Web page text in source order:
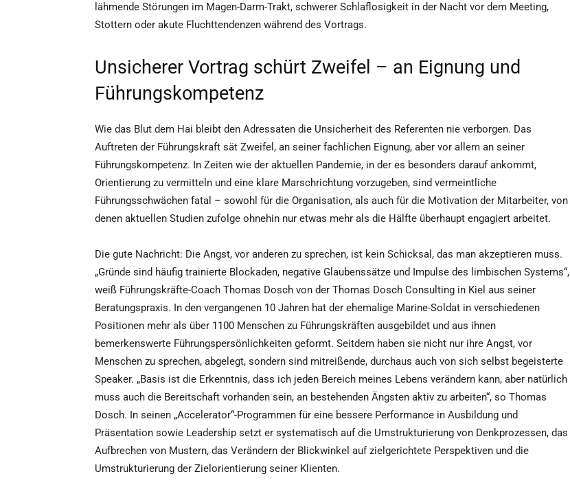
lähmende Störungen im Magen-Darm-Trakt, schwerer Schlaflosigkeit in der Nacht vor dem Meeting,
Stottern oder akute Fluchttendenzen während des Vortrags.
Unsicherer Vortrag schürt Zweifel – an Eignung und
Führungskompetenz
Wie das Blut dem Hai bleibt den Adressaten die Unsicherheit des Referenten nie verborgen. Das
Auftreten der Führungskraft sät Zweifel, an seiner fachlichen Eignung, aber vor allem an seiner
Führungskompetenz. In Zeiten wie der aktuellen Pandemie, in der es besonders darauf ankommt,
Orientierung zu vermitteln und eine klare Marschrichtung vorzugeben, sind vermeintliche
Führungsschwächen fatal – sowohl für die Organisation, als auch für die Motivation der Mitarbeiter, von
denen aktuellen Studien zufolge ohnehin nur etwas mehr als die Hälfte überhaupt engagiert arbeitet.
Die gute Nachricht: Die Angst, vor anderen zu sprechen, ist kein Schicksal, das man akzeptieren muss.
„Gründe sind häufig trainierte Blockaden, negative Glaubenssätze und Impulse des limbischen Systems“,
weiß Führungskräfte-Coach Thomas Dosch von der Thomas Dosch Consulting in Kiel aus seiner
Beratungspraxis. In den vergangenen 10 Jahren hat der ehemalige Marine-Soldat in verschiedenen
Positionen mehr als über 1100 Menschen zu Führungskräften ausgebildet und aus ihnen
bemerkenswerte Führungspersönlichkeiten geformt. Seitdem haben sie nicht nur ihre Angst, vor
Menschen zu sprechen, abgelegt, sondern sind mitreißende, durchaus auch von sich selbst begeisterte
Speaker. „Basis ist die Erkenntnis, dass ich jeden Bereich meines Lebens verändern kann, aber natürlich
muss auch die Bereitschaft vorhanden sein, an bestehenden Ängsten aktiv zu arbeiten“, so Thomas
Dosch. In seinen „Accelerator“-Programmen für eine bessere Performance in Ausbildung und
Präsentation sowie Leadership setzt er systematisch auf die Umstrukturierung von Denkprozessen, das
Aufbrechen von Mustern, das Verändern der Blickwinkel auf zielgerichtete Perspektiven und die
Umstrukturierung der Zielorientierung seiner Klienten.